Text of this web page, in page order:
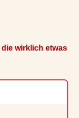
die wirklich etwas